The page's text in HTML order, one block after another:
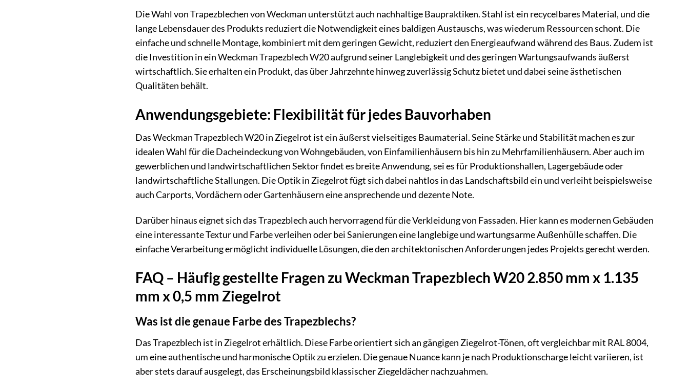
Die Wahl von Trapezblechen von Weckman unterstützt auch nachhaltige Baupraktiken. Stahl ist ein recycelbares Material, und die
lange Lebensdauer des Produkts reduziert die Notwendigkeit eines baldigen Austauschs, was wiederum Ressourcen schont. Die
einfache und schnelle Montage, kombiniert mit dem geringen Gewicht, reduziert den Energieaufwand während des Baus. Zudem ist
die Investition in ein Weckman Trapezblech W20 aufgrund seiner Langlebigkeit und des geringen Wartungsaufwands äußerst
wirtschaftlich. Sie erhalten ein Produkt, das über Jahrzehnte hinweg zuverlässig Schutz bietet und dabei seine ästhetischen
Qualitäten behält.
Anwendungsgebiete: Flexibilität für jedes Bauvorhaben
Das Weckman Trapezblech W20 in Ziegelrot ist ein äußerst vielseitiges Baumaterial. Seine Stärke und Stabilität machen es zur
idealen Wahl für die Dacheindeckung von Wohngebäuden, von Einfamilienhäusern bis hin zu Mehrfamilienhäusern. Aber auch im
gewerblichen und landwirtschaftlichen Sektor findet es breite Anwendung, sei es für Produktionshallen, Lagergebäude oder
landwirtschaftliche Stallungen. Die Optik in Ziegelrot fügt sich dabei nahtlos in das Landschaftsbild ein und verleiht beispielsweise
auch Carports, Vordächern oder Gartenhäusern eine ansprechende und dezente Note.
Darüber hinaus eignet sich das Trapezblech auch hervorragend für die Verkleidung von Fassaden. Hier kann es modernen Gebäuden
eine interessante Textur und Farbe verleihen oder bei Sanierungen eine langlebige und wartungsarme Außenhülle schaffen. Die
einfache Verarbeitung ermöglicht individuelle Lösungen, die den architektonischen Anforderungen jedes Projekts gerecht werden.
FAQ – Häufig gestellte Fragen zu Weckman Trapezblech W20 2.850 mm x 1.135
mm x 0,5 mm Ziegelrot
Was ist die genaue Farbe des Trapezblechs?
Das Trapezblech ist in Ziegelrot erhältlich. Diese Farbe orientiert sich an gängigen Ziegelrot-Tönen, oft vergleichbar mit RAL 8004,
um eine authentische und harmonische Optik zu erzielen. Die genaue Nuance kann je nach Produktionscharge leicht variieren, ist
aber stets darauf ausgelegt, das Erscheinungsbild klassischer Ziegeldächer nachzuahmen.